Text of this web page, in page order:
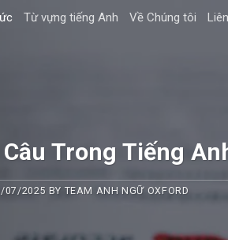
Từ vựng tiếng Anh Về Chúng tôi
Trong Tiếng
07/2025 BY TEAM ANH NGỮ OXFORD